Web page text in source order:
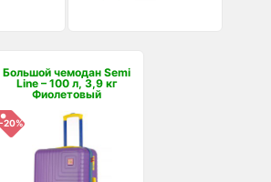
Большой чемодан Semi
Line – 100 л, 3,9 кг
Фиолетовый
-20%